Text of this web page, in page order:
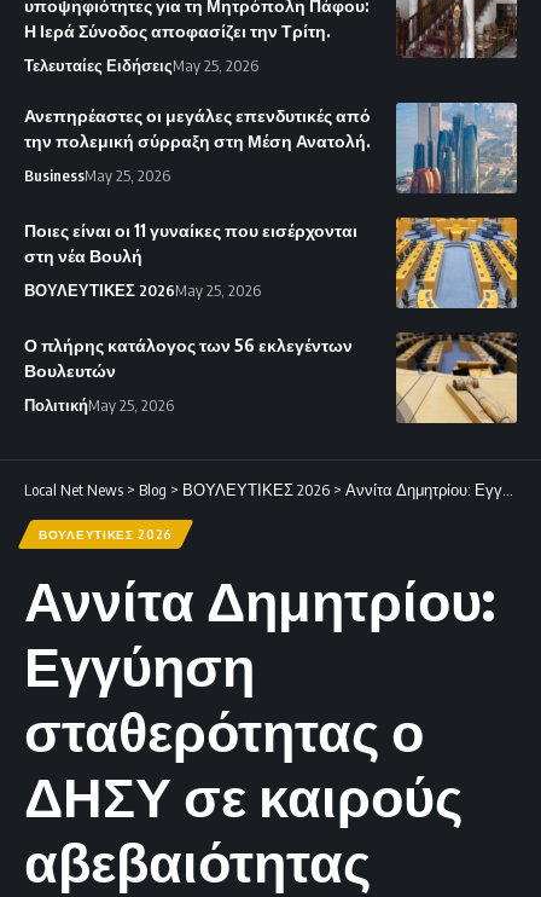
υποψηφιότητες για τη Μητρόπολη Πάφου:
Η Ιερά Σύνοδος αποφασίζει την Τρίτη.
Τελευταίες ΕιδήσειςMay 25, 2026
Ανεπηρέαστες οι μεγάλες επενδυτικές από
την πολεμική σύρραξη στη Μέση Ανατολή.
BusinessMay 25, 2026
Ποιες είναι οι 11 γυναίκες που εισέρχονται
στη νέα Βουλή
ΒΟΥΛΕΥΤΙΚΕΣ 2026May 25, 2026
Ο πλήρης κατάλογος των 56 εκλεγέντων
Βουλευτών
ΠολιτικήMay 25, 2026
Local Net News > Blog > ΒΟΥΛΕΥΤΙΚΕΣ 2026 > Αννίτα Δημητρίου: Εγγύηση σταθερότητας ο ΔΗΣΥ σε καιρούς αβεβαιότητας
ΒΟΥΛΕΥΤΙΚΕΣ 2026
Αννίτα Δημητρίου:
Εγγύηση
σταθερότητας ο
ΔΗΣΥ σε καιρούς
αβεβαιότητας